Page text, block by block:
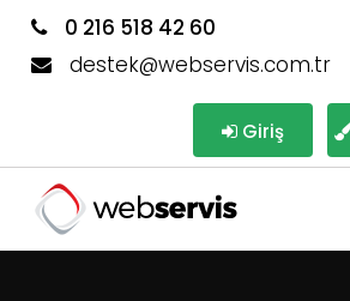
0 216 518 42 60
destek@webservis.com.tr
Giriş